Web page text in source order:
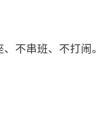
串班、不打闹。